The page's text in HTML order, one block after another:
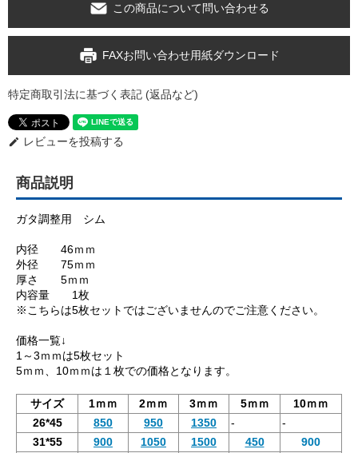
この商品について問い合わせる
FAXお問い合わせ用紙ダウンロード
特定商取引法に基づく表記 (返品など)
edit レビューを投稿する
商品説明
ガタ調整用 シム
内径 46ｍｍ
外径 75ｍｍ
厚さ 5ｍｍ
内容量 1枚
※こちらは5枚セットではございませんのでご注意ください。
価格一覧↓
1～3ｍｍは5枚セット
5ｍｍ、10ｍｍは１枚での価格となります。
サイズ 1ｍｍ 2ｍｍ 3ｍｍ 5ｍｍ
10ｍｍ
26*45
850 950 1350 -
-
31*55
900 1050 1500 450
900